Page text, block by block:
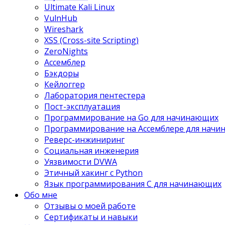
Ultimate Kali Linux
VulnHub
Wireshark
XSS (Cross-site Scripting)
ZeroNights
Ассемблер
Бэкдоры
Кейлоггер
Лаборатория пентестера
Пост-эксплуатация
Программирование на Go для начинающих
Программирование на Ассемблере для
Реверс-инжиниринг
Социальная инженерия
Уязвимости DVWA
Этичный хакинг с Python
Язык программирования С для начинающих
Обо мне
Отзывы о моей работе
Сертификаты и навыки